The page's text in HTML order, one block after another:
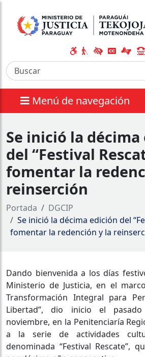
Menú de navegación
Se inició la
del “Festival
fomentar la
reinserción
Portada
DGCIP
Se inició la décima edición del
fomentar la redención y la
Dando bienvenida a los días
Ministerio de Justicia, en el
Transformación Integral para
Libertad”, dio inicio el
noviembre, en la Penitenciaría
a la serie de actividades
denominada “Festival Rescate”,